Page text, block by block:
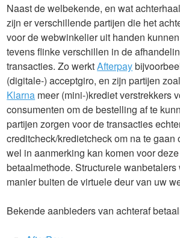
Naast de welbekende, en wat
zijn er verschillende partijen die het
voor de webwinkelier uit handen
tevens flinke verschillen in de
transacties. Zo werktAfterpay
(digitale-) acceptgiro, en zijn partijen
Klarna meer (mini-)krediet verstrekkers
consumenten om de bestelling af te
partijen zorgen voor de transacties
creditcheck/kredietcheck om na te gaan
wel in aanmerking kan komen voor
betaalmethode. Structurele
manier buiten de virtuele deur van uw
Bekende aanbieders van achteraf